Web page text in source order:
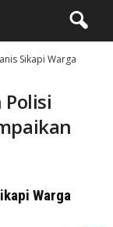
Sikapi Warga
Warga